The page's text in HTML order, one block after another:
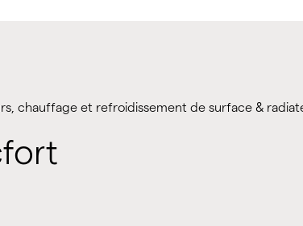
chauffage et refroidissement de surface &